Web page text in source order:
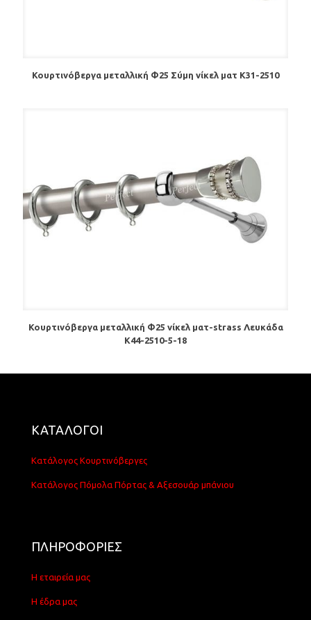
Κουρτινόβεργα μεταλλική Φ25 Σύμη νίκελ ματ Κ31-2510
Κουρτινόβεργα μεταλλική Φ25 νίκελ ματ-strass Λευκάδα
Κ44-2510-5-18
ΚΑΤΑΛΟΓΟΙ
Κατάλογος Κουρτινόβεργες
Κατάλογος Πόμολα Πόρτας & Αξεσουάρ μπάνιου
ΠΛΗΡΟΦΟΡΙΕΣ
Η εταιρεία μας
Η έδρα μας